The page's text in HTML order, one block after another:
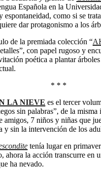
Española en la
espontaneidad, como si se
dar protagonismo a los
de la premiada colección “
con papel rugoso y
poética a plantar
* * *
LA NIEVE es el tercer
sin palabras”, de la misma
amigos, 7 niños y niñas que
y sin la intervención de los
tenía lugar en
ahora la acción transcurre en
ha nevado.